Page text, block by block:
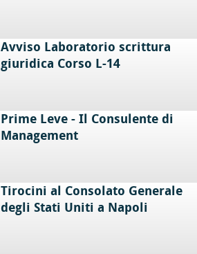
Avviso Laboratorio scrittura
giuridica Corso L-14
Prime Leve - Il Consulente di
Management
Tirocini al Consolato Generale
degli Stati Uniti a Napoli